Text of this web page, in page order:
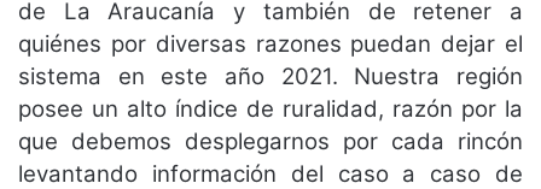
de La Araucanía y también de retener a
quiénes por diversas razones puedan dejar el
sistema en este año 2021. Nuestra región
posee un alto índice de ruralidad, razón por la
que debemos desplegarnos por cada rincón
levantando información del caso a caso de